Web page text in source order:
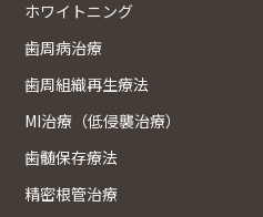
ホワイトニング
歯周病治療
歯周組織再生療法
MI治療（低侵襲治療）
歯髄保存療法
精密根管治療